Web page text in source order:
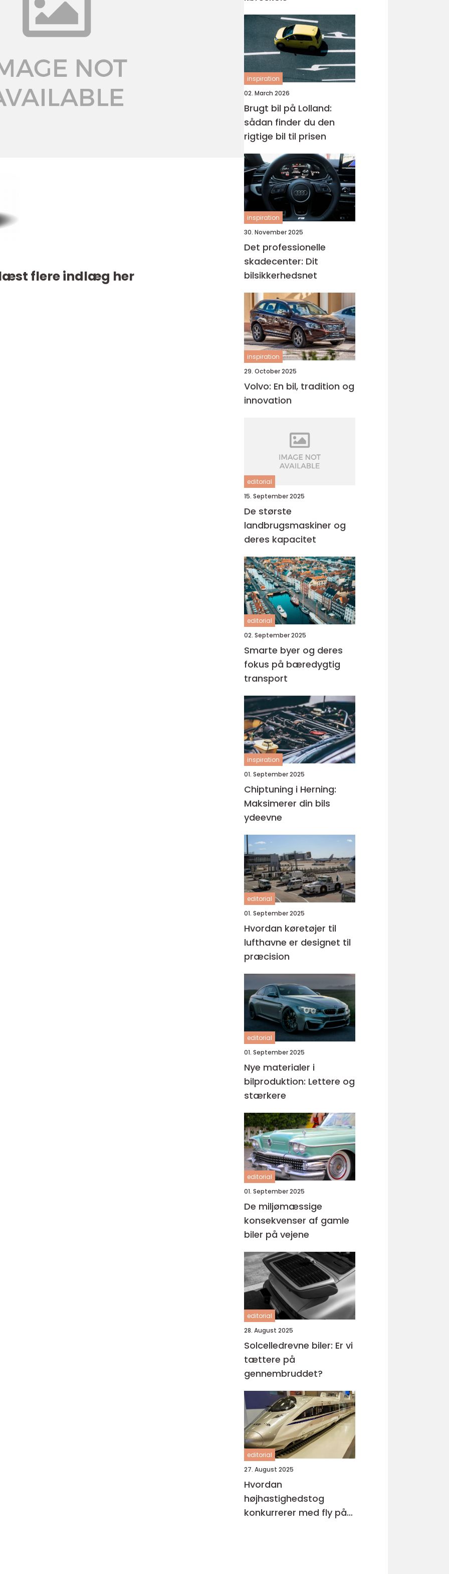
flere indlæg her
inspiration
02. March 2026
Brugt bil på Lolland:
sådan finder du den
rigtige bil til prisen
inspiration
30. November 2025
Det professionelle
skadecenter: Dit
bilsikkerhedsnet
inspiration
29. October 2025
Volvo: En bil, tradition og
innovation
editorial
15. September 2025
De største
landbrugsmaskiner og
deres kapacitet
editorial
02. September 2025
Smarte byer og deres
fokus på bæredygtig
transport
inspiration
01. September 2025
Chiptuning i Herning:
Maksimerer din bils
ydeevne
editorial
01. September 2025
Hvordan køretøjer til
lufthavne er designet til
præcision
editorial
01. September 2025
Nye materialer i
bilproduktion: Lettere og
stærkere
editorial
01. September 2025
De miljømæssige
konsekvenser af gamle
biler på vejene
editorial
28. August 2025
Solcelledrevne biler: Er vi
tættere på
gennembruddet?
editorial
27. August 2025
Hvordan
højhastighedstog
konkurrerer med fly på